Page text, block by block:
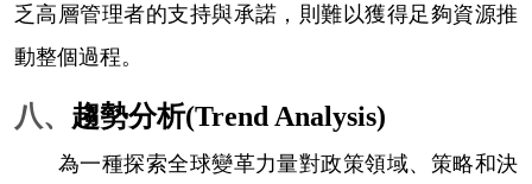
乏高層管理者的支持與承諾，則難以獲得足夠資源推
動整個過程。
八、 趨勢分析(Trend Analysis)
為一種探索全球變革力量對政策領域、策略和決